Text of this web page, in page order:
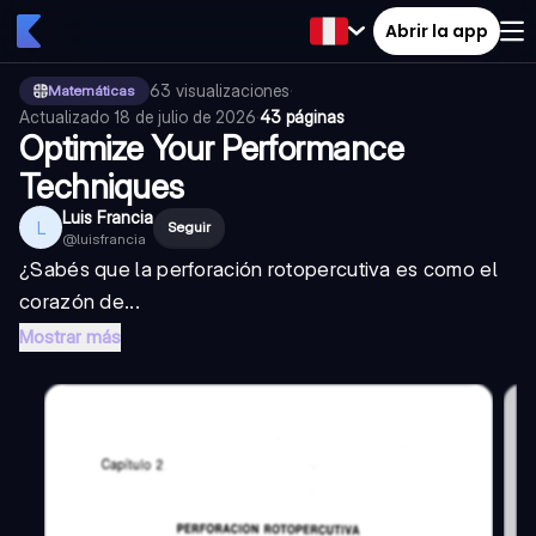
Abrir la app
Matemáticas 63 visualizaciones·
Actualizado 18 de julio de 2026·43 páginas
Optimize Your Performance
Techniques
L Luis Francia
@luisfrancia
Seguir
¿Sabés que la perforación rotopercutiva es como el
corazón de...
Mostrar más